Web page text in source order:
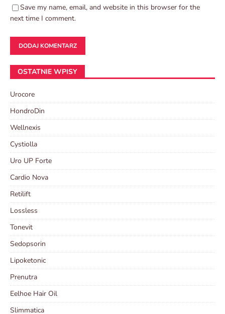
Save my name, email, and website in this browser for the
next time I comment.
OSTATNIE WPISY
Urocore
HondroDin
Wellnexis
Cystiolla
Uro UP Forte
Cardio Nova
Retilift
Lossless
Tonevit
Sedopsorin
Lipoketonic
Prenutra
Eelhoe Hair Oil
Slimmatica